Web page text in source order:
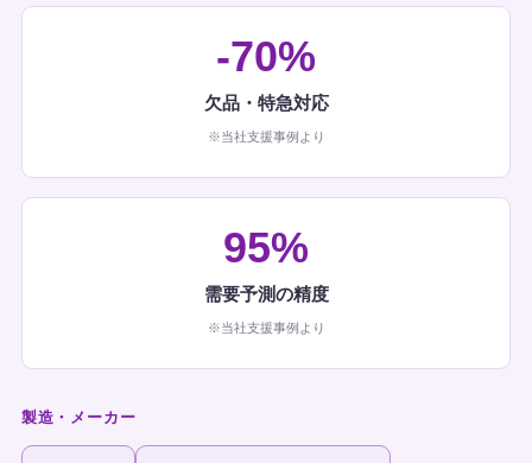
-70%
欠品・特急対応
※当社支援事例より
95%
需要予測の精度
※当社支援事例より
製造・メーカー